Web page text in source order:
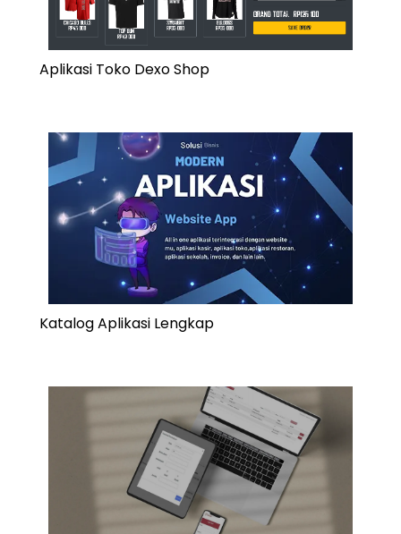
Aplikasi Toko Dexo Shop
Katalog Aplikasi Lengkap